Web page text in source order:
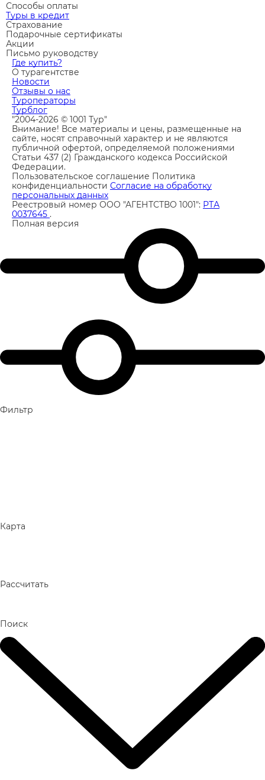
Способы оплаты
Туры в кредит
Страхование
Подарочные сертификаты
Акции
Письмо руководству
Где купить?
О турагентстве
Новости
Отзывы о нас
Туроператоры
Турблог
"2004-2026 © 1001 Тур"
Внимание! Все материалы и цены, размещенные на
сайте, носят справочный характер и не являются
публичной офертой, определяемой положениями
Статьи 437 (2) Гражданского кодекса Российской
Федерации.
Пользовательское соглашение Политика
конфиденциальности Согласие на обработку
персональных данных
Реестровый номер ООО "АГЕНТСТВО 1001": РТА
0037645 .
Полная версия
Фильтр
Карта
Рассчитать
Поиск